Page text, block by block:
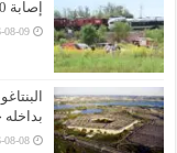
إصابة 20 شخصا بتصادم قطارين في كرواتيا
08-09
08-08